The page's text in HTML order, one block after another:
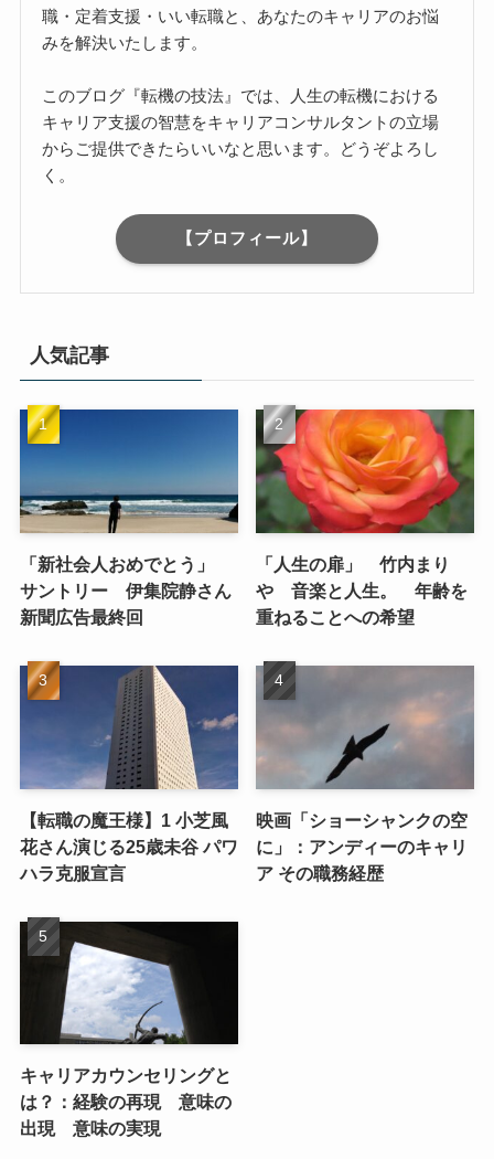
職・定着支援・いい転職と、あなたのキャリアのお悩
みを解決いたします。
このブログ『転機の技法』では、人生の転機における
キャリア支援の智慧をキャリアコンサルタントの立場
からご提供できたらいいなと思います。どうぞよろし
く。
【プロフィール】
人気記事
「新社会人おめでとう」
サントリー 伊集院静さん
新聞広告最終回
「人生の扉」 竹内まり
や 音楽と人生。 年齢を
重ねることへの希望
【転職の魔王様】1 小芝風
花さん演じる25歳未谷 パワ
ハラ克服宣言
映画「ショーシャンクの空
に」：アンディーのキャリ
ア その職務経歴
キャリアカウンセリングと
は？：経験の再現 意味の
出現 意味の実現